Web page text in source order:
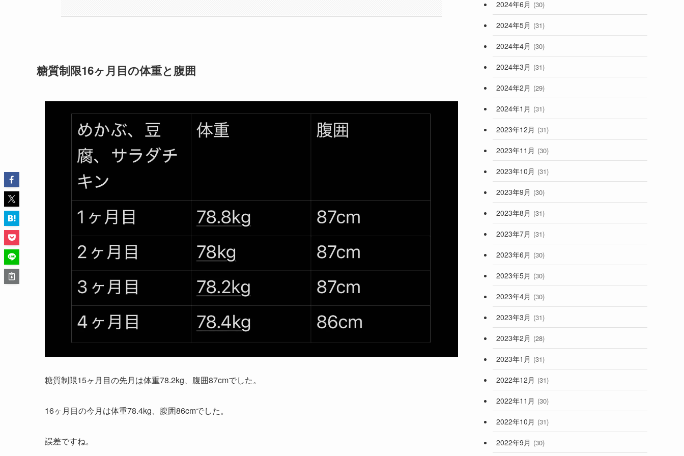
糖質制限16ヶ月目の体重と腹囲
糖質制限15ヶ月目の先月は体重78.2kg、腹囲87cmでした。
16ヶ月目の今月は体重78.4kg、腹囲86cmでした。
誤差ですね。
2024年6月 (30)
2024年5月 (31)
2024年4月 (30)
2024年3月 (31)
2024年2月 (29)
2024年1月 (31)
2023年12月 (31)
2023年11月 (30)
2023年10月 (31)
2023年9月 (30)
2023年8月 (31)
2023年7月 (31)
2023年6月 (30)
2023年5月 (30)
2023年4月 (30)
2023年3月 (31)
2023年2月 (28)
2023年1月 (31)
2022年12月 (31)
2022年11月 (30)
2022年10月 (31)
2022年9月 (30)